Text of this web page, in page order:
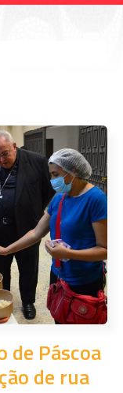
de Páscoa
de rua